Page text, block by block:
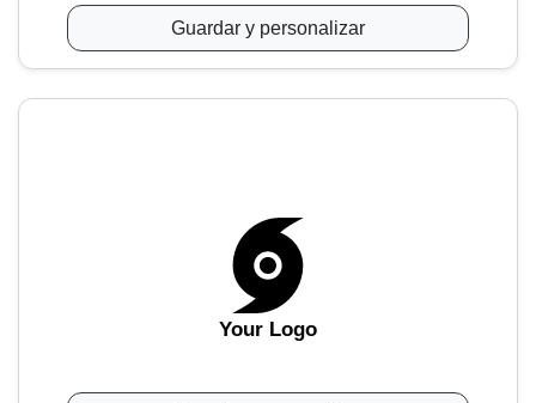
Guardar y personalizar
Your Logo